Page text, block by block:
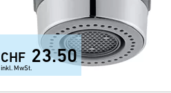
CHF 23.50
inkl. MwSt.